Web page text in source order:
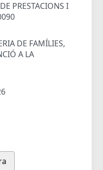
PRESTACIONS I
DE FAMÍLIES,
A LA